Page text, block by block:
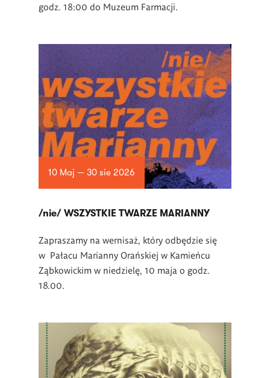
godz. 18:00 do Muzeum Farmacji.
10 Maj — 30 sie 2026
/nie/ WSZYSTKIE TWARZE MARIANNY
Zapraszamy na wernisaż, który odbędzie się
w Pałacu Marianny Orańskiej w Kamieńcu
Ząbkowickim w niedzielę, 10 maja o godz.
18.00.